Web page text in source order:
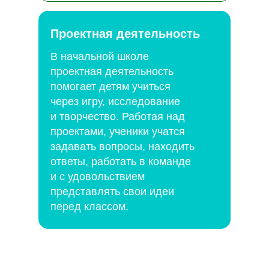
В начальной школе
проектная деятельность
помогает детям учиться
через игру, исследование
и творчество. Работая над
проектами, ученики учатся
задавать вопросы, находить
ответы, работать в команде
и с удовольствием
представлять свои идеи
перед классом.
Проектная деятельность